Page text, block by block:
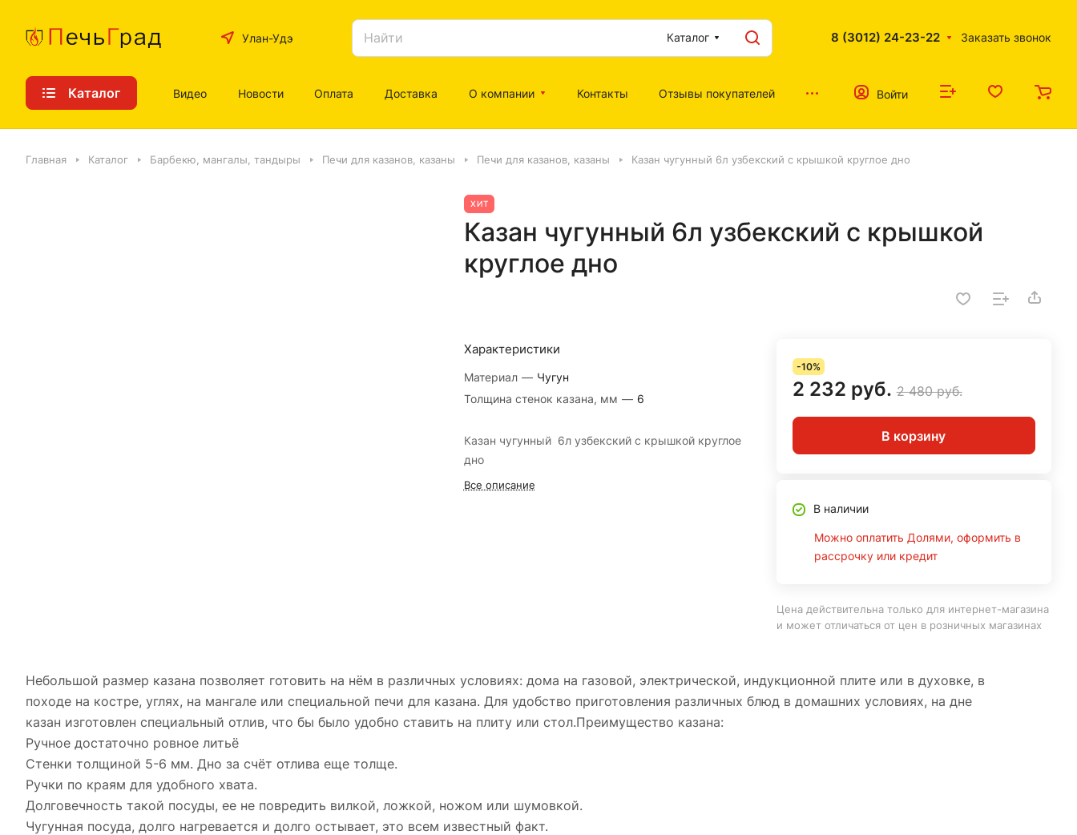
Улан-Удэ Каталог 8 (3012) 24-23-22 Заказать звонок
Каталог Видео Новости Оплата Доставка О компании Контакты Отзывы покупателей Войти
Главная Каталог Барбекю, мангалы, тандыры Печи для казанов, казаны Печи для казанов, казаны Казан чугунный 6л узбекский с крышкой круглое дно
ХИТ
Казан чугунный 6л узбекский с крышкой
круглое дно
Характеристики
Материал — Чугун
Толщина стенок казана, мм — 6
Казан чугунный 6л узбекский с крышкой круглое
дно
Все описание
-10%
2 232 руб. 2 480 руб.
В корзину
В наличии
Можно оплатить Долями, оформить в
рассрочку или кредит
Цена действительна только для интернет-магазина
и может отличаться от цен в розничных магазинах
Небольшой размер казана позволяет готовить на нём в различных условиях: дома на газовой, электрической, индукционной плите или в духовке, в
походе на костре, углях, на мангале или специальной печи для казана. Для удобство приготовления различных блюд в домашних условиях, на дне
казан изготовлен специальный отлив, что бы было удобно ставить на плиту или стол.Преимущество казана:
Ручное достаточно ровное литьё
Стенки толщиной 5-6 мм. Дно за счёт отлива еще толще.
Ручки по краям для удобного хвата.
Долговечность такой посуды, ее не повредить вилкой, ложкой, ножом или шумовкой.
Чугунная посуда, долго нагревается и долго остывает, это всем известный факт.